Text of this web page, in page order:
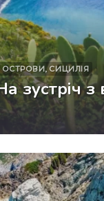
ОСТРОВИ, СИЦИЛІЯ
зустріч